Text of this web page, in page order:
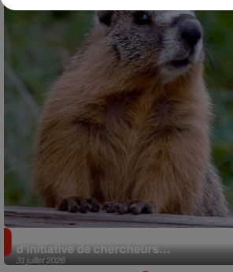
31 juillet 2026
d’initiative de chercheurs...